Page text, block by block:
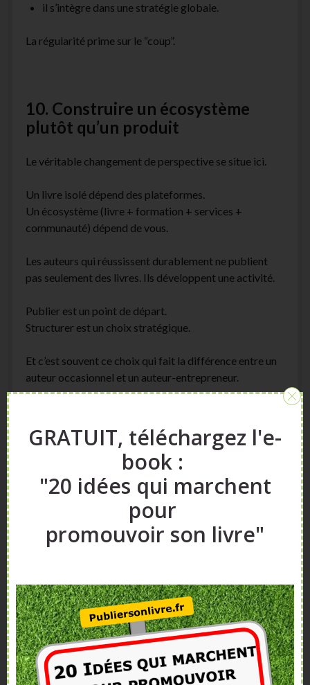
il s’intègre dans une stratégie globale.
La régularité prime sur le “coup”.
10. Construire un écosystème
plutôt qu’un produit
Le véritable changement de perspective se situe ici.
Un livre isolé dépend des plateformes.
Un écosystème (livre + formation + services +
communauté) dépend de vous.
Les auteurs qui réussissent durablement ne publient
pas seulement des livres. Ils développent une activité.
Publier est un point de départ.
Structurer est un choix stratégique.
Et c’est souvent ce choix qui fait la différence entre un
auteur occasionnel et un auteur-entrepreneur.
GRATUIT, téléchargez l'e-
book :
"20 idées qui marchent
pour
promouvoir son livre"